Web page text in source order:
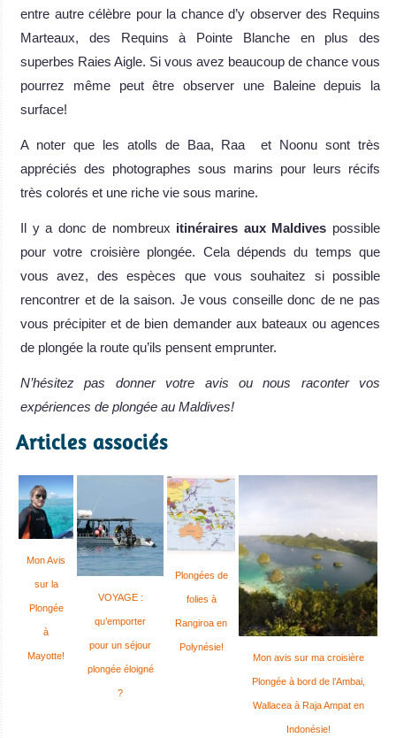
entre autre célèbre pour la chance d’y observer des Requins
Marteaux, des Requins à Pointe Blanche en plus des
superbes Raies Aigle. Si vous avez beaucoup de chance vous
pourrez même peut être observer une Baleine depuis la
surface!
A noter que les atolls de Baa, Raa et Noonu sont très
appréciés des photographes sous marins pour leurs récifs
très colorés et une riche vie sous marine.
Il y a donc de nombreux itinéraires aux Maldives possible
pour votre croisière plongée. Cela dépends du temps que
vous avez, des espèces que vous souhaitez si possible
rencontrer et de la saison. Je vous conseille donc de ne pas
vous précipiter et de bien demander aux bateaux ou agences
de plongée la route qu’ils pensent emprunter.
N’hésitez pas donner votre avis ou nous raconter vos
expériences de plongée au Maldives!
Articles associés
Mon Avis
sur la
Plongée
à
Mayotte!
VOYAGE :
qu’emporter
pour un séjour
plongée éloigné
?
Plongées de
folies à
Rangiroa en
Polynésie!
Mon avis sur ma croisière
Plongée à bord de l’Ambai,
Wallacea à Raja Ampat en
Indonésie!